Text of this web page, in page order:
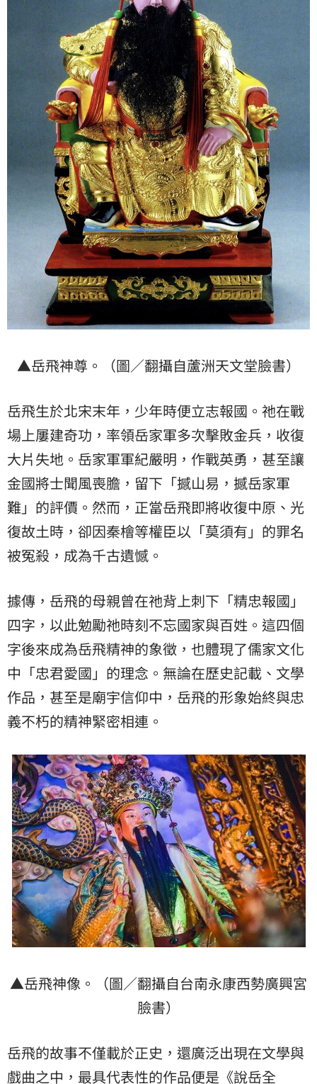
▲岳飛神尊。（圖／翻攝自蘆洲天文堂臉書）
岳飛生於北宋末年，少年時便立志報國。祂在戰
場上屢建奇功，率領岳家軍多次擊敗金兵，收復
大片失地。岳家軍軍紀嚴明，作戰英勇，甚至讓
金國將士聞風喪膽，留下「撼山易，撼岳家軍
難」的評價。然而，正當岳飛即將收復中原、光
復故土時，卻因秦檜等權臣以「莫須有」的罪名
被冤殺，成為千古遺憾。
據傳，岳飛的母親曾在祂背上刺下「精忠報國」
四字，以此勉勵祂時刻不忘國家與百姓。這四個
字後來成為岳飛精神的象徵，也體現了儒家文化
中「忠君愛國」的理念。無論在歷史記載、文學
作品，甚至是廟宇信仰中，岳飛的形象始終與忠
義不朽的精神緊密相連。
▲岳飛神像。（圖／翻攝自台南永康西勢廣興宮
臉書）
岳飛的故事不僅載於正史，還廣泛出現在文學與
戲曲之中，最具代表性的作品便是《說岳全